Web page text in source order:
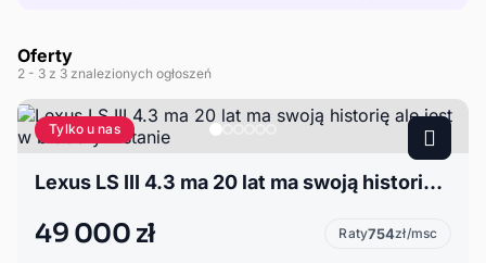
Oferty
2 - 3 z 3 znalezionych ogłoszeń
Tylko u nas
Lexus LS III 4.3 ma 20 lat ma swoją historię ale jest w b.dobrym stanie
49 000 zł Raty754zł/msc